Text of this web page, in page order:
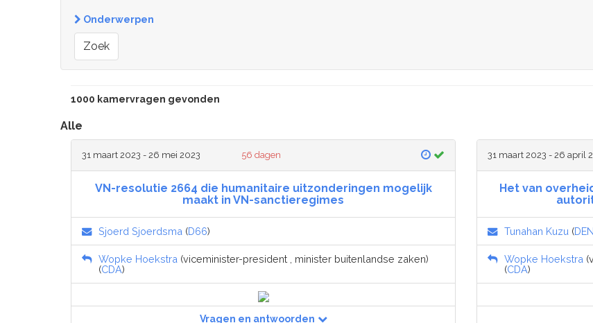
Onderwerpen
Zoek
1000 kamervragen gevonden
Alle
31 maart 2023 - 26 mei 2023 56 dagen
VN-resolutie 2664 die humanitaire uitzonderingen mogelijk
maakt in VN-sanctieregimes
Sjoerd Sjoerdsma (D66)
Wopke Hoekstra (viceminister-president , minister buitenlandse zaken)
(CDA)
Vragen en antwoorden
31 maart 2023 - 26 april
Het van
Tunahan Kuzu (
Wopke Hoekstra
(CDA)